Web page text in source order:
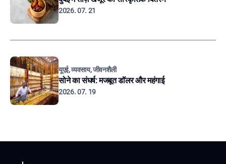
2026. 07. 21
यूएई, व्यवसाय, जीवनशैली
सोने का संघर्ष: मजबूत डॉलर और महंगाई
2026. 07. 19